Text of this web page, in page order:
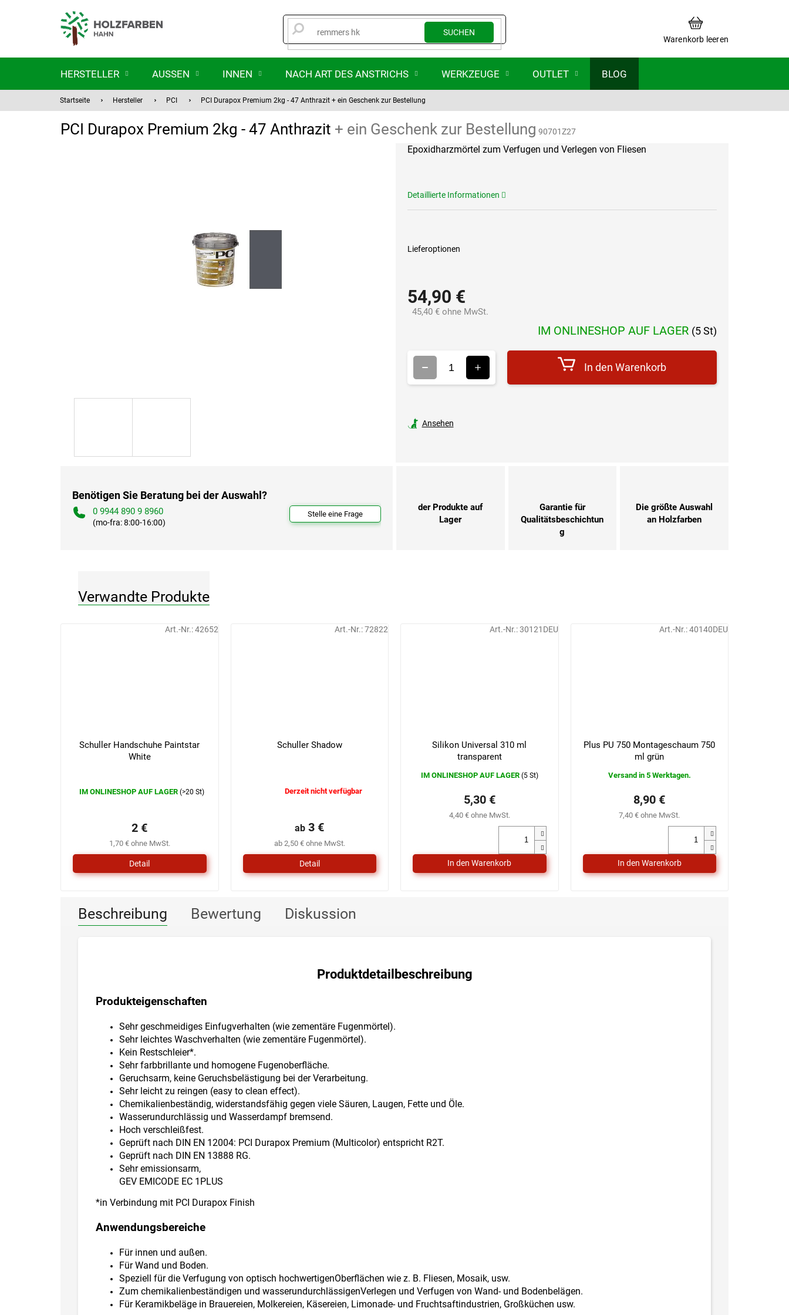
SUCHEN
WARENKORB
Warenkorb leeren
HERSTELLER AUSSEN INNEN NACH ART DES ANSTRICHS WERKZEUGE OUTLET BLOG
Startseite Hersteller PCI PCI Durapox Premium 2kg - 47 Anthrazit + ein Geschenk zur Bestellung
PCI Durapox Premium 2kg - 47 Anthrazit + ein Geschenk zur Bestellung 90701Z27
54,90 €
45,40 € ohne MwSt.
IM ONLINESHOP AUF LAGER (5 St)
Lieferoptionen
In den Warenkorb
Epoxidharzmörtel zum Verfugen und Verlegen von Fliesen
Detaillierte Informationen
Ansehen
Benötigen Sie Beratung bei der Auswahl?
0 9944 890 9 8960
(mo-fra: 8:00-16:00)
Stelle eine Frage
der Produkte auf
Lager
Garantie für
Qualitätsbeschichtun
g
Die größte Auswahl
an Holzfarben
Verwandte Produkte
Schuller Handschuhe Paintstar
White
Die
von
Sternen.
IM ONLINESHOP AUF LAGER (>20 St)
1,70 € ohne MwSt.
2 €
Detail
Art.-Nr.:42652
Schuller Shadow
von
Sternen.
Derzeit nicht verfügbar
ab 2,50 € ohne MwSt.
ab 3 €
Detail
Art.-Nr.:72822
Silikon Universal 310 ml
transparent
IM ONLINESHOP AUF LAGER (5 St)
4,40 € ohne MwSt.
5,30 €
Art.-Nr.:30121DEU
Plus PU 750 Montageschaum 750
ml grün
Versand in 5 Werktagen.
7,40 € ohne MwSt.
8,90 €
Art.-Nr.:40140DEU
Beschreibung Bewertung Diskussion
Produktdetailbeschreibung
Produkteigenschaften
Sehr geschmeidiges Einfugverhalten (wie zementäre Fugenmörtel).
Sehr leichtes Waschverhalten (wie zementäre Fugenmörtel).
Kein Restschleier*.
Sehr farbbrillante und homogene Fugenoberfläche.
Geruchsarm, keine Geruchsbelästigung bei der Verarbeitung.
Sehr leicht zu reingen (easy to clean effect).
Chemikalienbeständig, widerstandsfähig gegen viele Säuren, Laugen, Fette und Öle.
Wasserundurchlässig und Wasserdampf bremsend.
Hoch verschleißfest.
Geprüft nach DIN EN 12004: PCI Durapox Premium (Multicolor) entspricht R2T.
Geprüft nach DIN EN 13888 RG.
Sehr emissionsarm,
GEV EMICODE EC 1PLUS
*in Verbindung mit PCI Durapox Finish
Anwendungsbereiche
Für innen und außen.
Für Wand und Boden.
Speziell für die Verfugung von optisch hochwertigenOberflächen wie z. B. Fliesen, Mosaik, usw.
Zum chemikalienbeständigen und wasserundurchlässigenVerlegen und Verfugen von Wand- und Bodenbelägen.
Für Keramikbeläge in Brauereien, Molkereien, Käsereien, Limonade- und Fruchtsaftindustrien, Großküchen usw.